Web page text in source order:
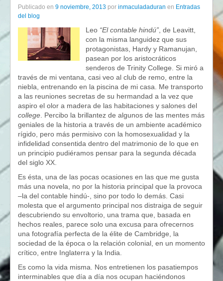
Publicado en 9 noviembre, 2013 por inmaculadaduran en Entradas
del blog
Leo “El contable hindú” , de Leavitt,
con la misma languidez que sus
protagonistas, Hardy y Ramanujan,
pasean por los aristocráticos
senderos de Trinity College. Si miró a
través de mi ventana, casi veo al club de remo, entre la
niebla, entrenando en la piscina de mi casa. Me transporto
a las reuniones secretas de su hermandad a la vez que
aspiro el olor a madera de las habitaciones y salones del
college . Percibo la brillantez de algunos de las mentes más
geniales de la historia a través de un ambiente académico
rígido, pero más permisivo con la homosexualidad y la
infidelidad consentida dentro del matrimonio de lo que en
un principio pudiéramos pensar para la segunda década
del siglo XX.
Es ésta, una de las pocas ocasiones en las que me gusta
más una novela, no por la historia principal que la provoca
–la del contable hindú-, sino por todo lo demás. Casi
molesta que el argumento principal nos distraiga de seguir
descubriendo su envoltorio, una trama que, basada en
hechos reales, parece solo una excusa para ofrecernos
una fotografía perfecta de la élite de Cambridge, la
sociedad de la época o la relación colonial, en un momento
crítico, entre Inglaterra y la India.
Es como la vida misma. Nos entretienen los pasatiempos
interminables que día a día nos ocupan haciéndonos